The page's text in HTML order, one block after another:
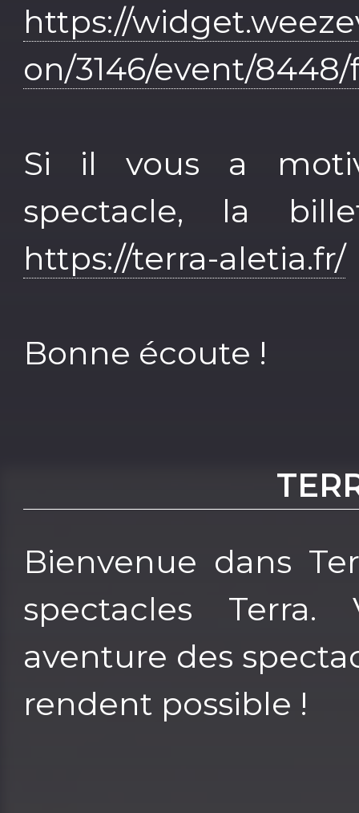
https://
on/3146/event/8448/
Si il vous a
spectacle, la
https://terra-aletia.fr/
Bonne écoute !
Bienvenue dans
spectacles
aventure des
rendent possible !